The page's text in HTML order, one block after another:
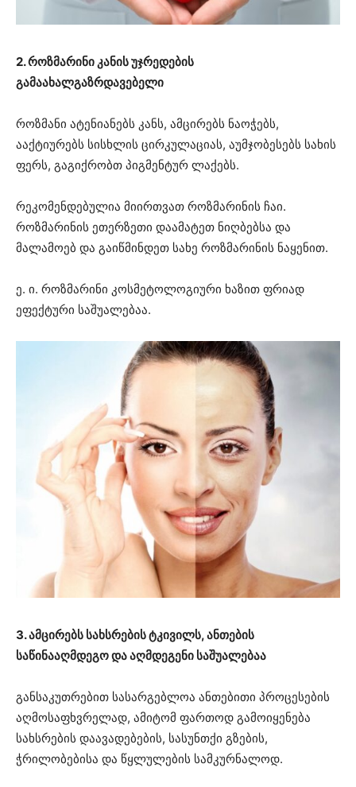
2. როზმარინი კანის უჯრედების
გამაახალგაზრდავებელი
როზმანი ატენიანებს კანს, ამცირებს ნაოჭებს,
ააქტიურებს სისხლის ცირკულაციას, აუმჯობესებს სახის
ფერს, გაგიქრობთ პიგმენტურ ლაქებს.
რეკომენდებულია მიირთვათ როზმარინის ჩაი.
როზმარინის ეთერზეთი დაამატეთ ნიღბებსა და
მალამოებ და გაიწმინდეთ სახე როზმარინის ნაყენით.
ე. ი. როზმარინი კოსმეტოლოგიური ხაზით ფრიად
ეფექტური საშუალებაა.
3. ამცირებს სახსრების ტკივილს, ანთების
საწინააღმდეგო და აღმდეგენი საშუალებაა
განსაკუთრებით სასარგებლოა ანთებითი პროცესების
აღმოსაფხვრელად, ამიტომ ფართოდ გამოიყენება
სახსრების დაავადებების, სასუნთქი გზების,
ჭრილობებისა და წყლულების სამკურნალოდ.